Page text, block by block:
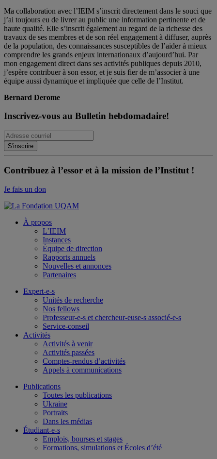
Ma collaboration avec l’IEIM s’inscrit directement dans le souci que
j’ai toujours eu de livrer au public une information pertinente et de
haute qualité. Elle s’inscrit également au regard de la richesse des
travaux de ses membres et de son réel engagement à diffuser, auprès
de la population, des connaissances susceptibles de l’aider à mieux
comprendre les grands enjeux internationaux d’aujourd’hui. Par
mon engagement direct dans ses activités publiques depuis 2010,
j’espère contribuer à son essor, et je suis fier de m’associer à une
équipe aussi dynamique et impliquée que celle de l’Institut.
Bernard Derome
Inscrivez-vous au Bulletin hebdomadaire!
Contribuez à l’essor et à la mission de l’Institut !
Je fais un don
À propos
L’IEIM
Instances
Équipe de direction
Rapports annuels
Nouvelles et annonces
Partenaires
Expert-e-s
Unités de recherche
Nos fellows
Professeur-e-s et chercheur-euse-s associé-e-s
Service-conseil
Activités
Activités à venir
Activités passées
Comptes-rendus d’activités
Appels à communications
Publications
Toutes les publications
Ukraine
Portraits
Dans les médias
Étudiant-e-s
Emplois, bourses et stages
Formations, simulations et Écoles d’été